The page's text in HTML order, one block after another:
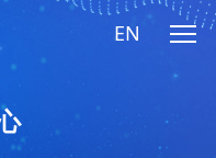
EN